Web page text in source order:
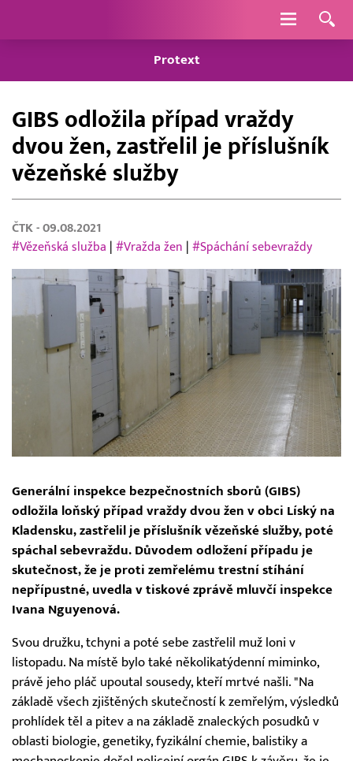
Navigace
Protext
GIBS odložila případ vraždy
dvou žen, zastřelil je příslušník
vězeňské služby
ČTK - 09.08.2021
#Vězeňská služba
#Vražda žen #Spáchání sebevraždy
Generální inspekce bezpečnostních sborů (GIBS)
odložila loňský případ vraždy dvou žen v obci Líský na
Kladensku, zastřelil je příslušník vězeňské služby, poté
spáchal sebevraždu. Důvodem odložení případu je
skutečnost, že je proti zemřelému trestní stíhání
nepřípustné, uvedla v tiskové zprávě mluvčí inspekce
Ivana Nguyenová.
Svou družku, tchyni a poté sebe zastřelil muž loni v
listopadu. Na místě bylo také několikatýdenní miminko,
právě jeho pláč upoutal sousedy, kteří mrtvé našli. "Na
základě všech zjištěných skutečností k zemřelým, výsledků
prohlídek těl a pitev a na základě znaleckých posudků v
oblasti biologie, genetiky, fyzikální chemie, balistiky a